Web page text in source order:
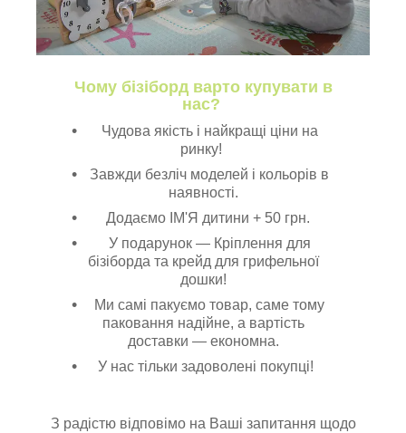
Чому бізіборд варто купувати в
нас?
Чудова якість і найкращі ціни на
ринку!
Завжди безліч моделей і кольорів в
наявності.
Додаємо ІМ'Я дитини + 50 грн.
У подарунок — Кріплення для
бізіборда та крейд для грифельної
дошки!
Ми самі пакуємо товар, саме тому
паковання надійне, а вартість
доставки — економна.
У нас тільки задоволені покупці!
З радістю відповімо на Ваші запитання щодо